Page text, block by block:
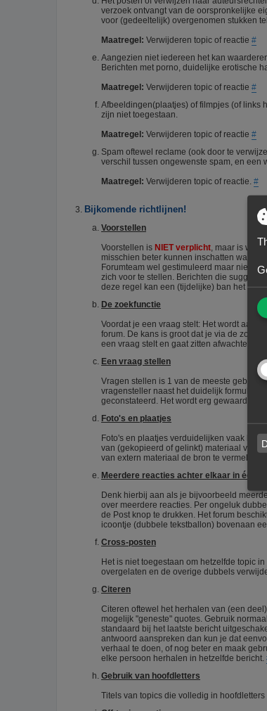
verzoek ontvangt van de oorspronkelijke
voor (gedeeltelijk) overgenomen stukken
Maatregel: Verwijderen topic of reactie #
Aangezien niet iedereen het kan
Berichten met porno, duidelijke erotische
Maatregel: Verwijderen topic of reactie #
Afbeeldingen(plaatjes) of filmpjes (of links
zijn niet toegestaan.
Maatregel: Verwijderen topic of reactie #
Spam oftewel reclame (ook door te
verschil tussen ongewenste spam, en een
Maatregel: Verwijderen topic of reactie. #
Bijkomende richtlijnen!
Voorstellen
Voorstellen is NIET verplicht , maar is wel
misschien beter kunnen inschatten wat je
Forumteam wel gestimuleerd maar niet
zich voor te stellen. Berichten die
deze regel kan een (tijdelijke) ban het
De zoekfunctie
Voordat je een vraag stelt: Het wordt
forum. De kans is groot dat je via de
een vraag stelt en gaat zitten afwachten
Een vraag stellen
Vragen stellen is 1 van de meeste
vragensteller naast het duidelijk
geconstateerd. Het wordt erg gewaardeerd
Foto's en plaatjes
Foto's en plaatjes verduidelijken vaak het
van (gekopieerd of gelinkt) materiaal van
van extern materiaal de bron te vermelden.
Meerdere reacties achter elkaar in één
Denk hierbij aan als je bijvoorbeeld
over meerdere reacties. Per ongeluk
de Post knop te drukken. Het forum
icoontje (dubbele tekstballon) bovenaan
Cross-posten
Het is niet toegestaan om hetzelfde topic
overgelaten en de overige dubbels
Citeren
Citeren oftewel het herhalen van (een
mogelijk "geneste" quotes. Gebruik
standaard bij het laatste bericht
antwoord aanspreken dan kun je dat
verhaal te doen, of nog beter en maak
elke persoon herhalen in hetzelfde bericht.
Gebruik van hoofdletters
Titels van topics die volledig in